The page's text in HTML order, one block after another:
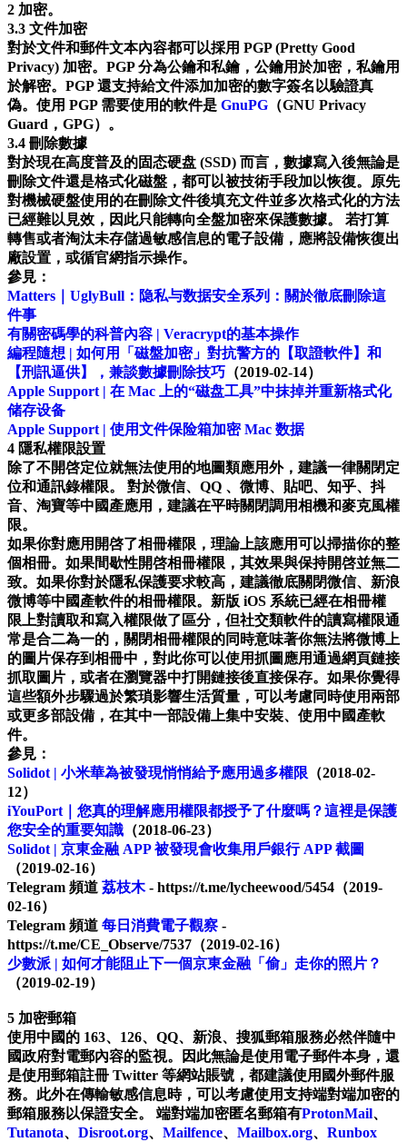
2 加密。
3.3 文件加密
對於文件和郵件文本內容都可以採用 PGP (Pretty Good
Privacy) 加密。PGP 分為公鑰和私鑰，公鑰用於加密，私鑰用
於解密。PGP 還支持給文件添加加密的數字簽名以驗證真
偽。使用 PGP 需要使用的軟件是 GnuPG （GNU Privacy
Guard，GPG）。
3.4 刪除數據
對於現在高度普及的固态硬盘 (SSD) 而言，數據寫入後無論是
刪除文件還是格式化磁盤，都可以被技術手段加以恢復。原先
對機械硬盤使用的在刪除文件後填充文件並多次格式化的方法
已經難以見效，因此只能轉向全盤加密來保護數據。 若打算
轉售或者淘汰未存儲過敏感信息的電子設備，應將設備恢復出
廠設置，或循官網指示操作。
參見：
Matters｜UglyBull：隐私与数据安全系列：關於徹底刪除這
件事
有關密碼學的科普內容 | Veracrypt的基本操作
編程隨想 | 如何用「磁盤加密」對抗警方的【取證軟件】和
【刑訊逼供】，兼談數據刪除技巧 （2019-02-14）
Apple Support | 在 Mac 上的“磁盘工具”中抹掉并重新格式化
储存设备
Apple Support | 使用文件保险箱加密 Mac 数据
4 隱私權限設置
除了不開啓定位就無法使用的地圖類應用外，建議一律關閉定
位和通訊錄權限。 對於微信、QQ 、微博、貼吧、知乎、抖
音、淘寶等中國產應用，建議在平時關閉調用相機和麥克風權
限。
如果你對應用開啓了相冊權限，理論上該應用可以掃描你的整
個相冊。如果間歇性開啓相冊權限，其效果與保持開啓並無二
致。如果你對於隱私保護要求較高，建議徹底關閉微信、新浪
微博等中國產軟件的相冊權限。新版 iOS 系統已經在相冊權
限上對讀取和寫入權限做了區分，但社交類軟件的讀寫權限通
常是合二為一的，關閉相冊權限的同時意味著你無法將微博上
的圖片保存到相冊中，對此你可以使用抓圖應用通過網頁鏈接
抓取圖片，或者在瀏覽器中打開鏈接後直接保存。如果你覺得
這些額外步驟過於繁瑣影響生活質量，可以考慮同時使用兩部
或更多部設備，在其中一部設備上集中安裝、使用中國產軟
件。
參見：
Solidot | 小米華為被發現悄悄給予應用過多權限 （2018-02-
12）
iYouPort｜您真的理解應用權限都授予了什麼嗎？這裡是保護
您安全的重要知識 （2018-06-23）
Solidot | 京東金融 APP 被發現會收集用戶銀行 APP 截圖
（2019-02-16）
Telegram 頻道 荔枝木- https://t.me/lycheewood/5454（2019-
02-16）
Telegram 頻道 每日消費電子觀察 -
https://t.me/CE_Observe/7537（2019-02-16）
少數派 | 如何才能阻止下一個京東金融「偷」走你的照片？
（2019-02-19）
5 加密郵箱
使用中國的 163、126、QQ、新浪、搜狐郵箱服務必然伴隨中
國政府對電郵內容的監視。因此無論是使用電子郵件本身，還
是使用郵箱註冊 Twitter 等網站賬號，都建議使用國外郵件服
務。此外在傳輸敏感信息時，可以考慮使用支持端對端加密的
郵箱服務以保證安全。 端對端加密匿名郵箱有ProtonMail、
Tutanota、 Disroot.org、 Mailfence、 Mailbox.org、 Runbox